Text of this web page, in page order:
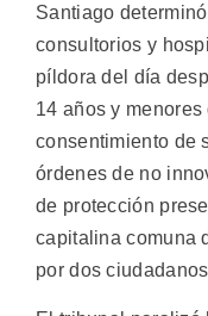
Santiago
consultorios y
píldora del día
14 años y
consentimiento de
órdenes de no
de protección
capitalina comuna
por dos